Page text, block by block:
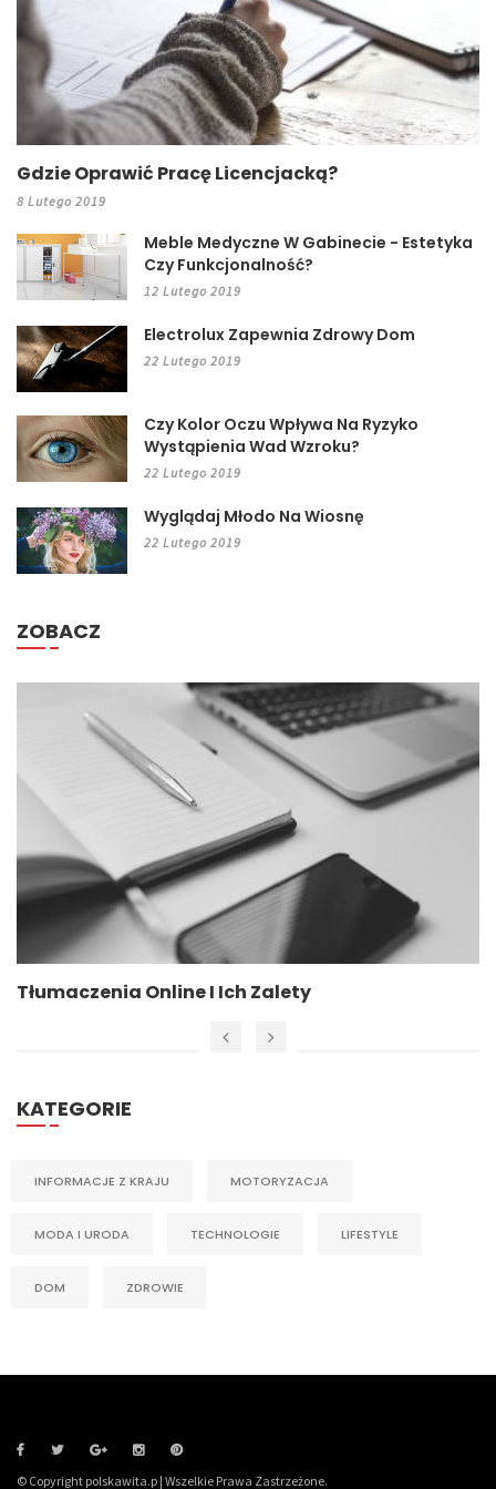
Gdzie Oprawić Pracę Licencjacką?
8 Lutego 2019
Meble Medyczne W Gabinecie - Estetyka
Czy Funkcjonalność?
12 Lutego 2019
Electrolux Zapewnia Zdrowy Dom
22 Lutego 2019
Czy Kolor Oczu Wpływa Na Ryzyko
Wystąpienia Wad Wzroku?
22 Lutego 2019
Wyglądaj Młodo Na Wiosnę
22 Lutego 2019
ZOBACZ
Tłumaczenia Online I Ich Zalety
KATEGORIE
INFORMACJE Z KRAJU MOTORYZACJA
MODA I URODA TECHNOLOGIE LIFESTYLE
DOM ZDROWIE
© Copyright polskawita.p | Wszelkie Prawa Zastrzeżone.